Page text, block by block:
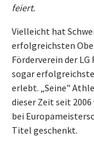
feiert.
Vielleicht hat
erfolgreichsten
Förderverein der
sogar
erlebt. „Seine"
dieser Zeit seit
bei
Titel geschenkt.